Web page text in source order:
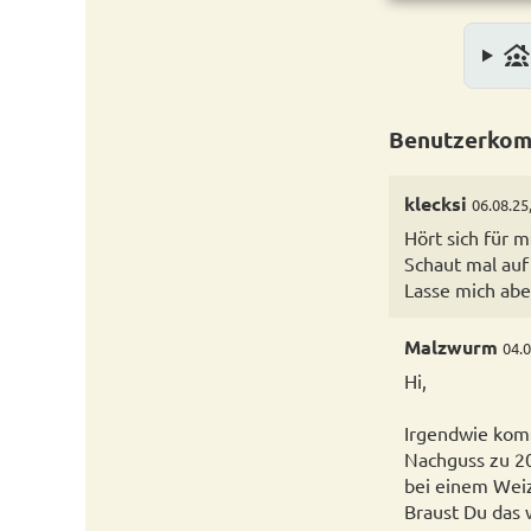
family_group
klecksi
Hört sich für
Schaut mal
Lasse mich
Malzwurm
Hi,
Irgendwie
Nachguss zu
bei einem